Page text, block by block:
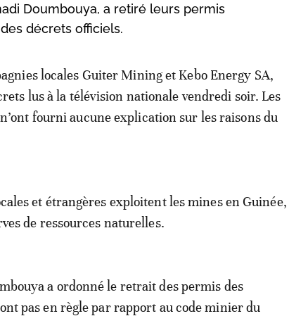
Doumbouya, a retiré leurs permis
décrets officiels.
locales Guiter Mining et Kebo Energy SA,
lus à la télévision nationale vendredi soir. Les
fourni aucune explication sur les raisons du
et étrangères exploitent les mines en Guinée,
de ressources naturelles.
a ordonné le retrait des permis des
pas en règle par rapport au code minier du